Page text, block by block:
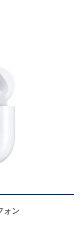
ォン